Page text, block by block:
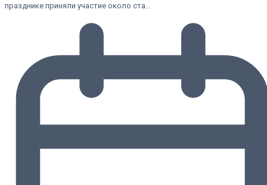
празднике приняли участие около ста…